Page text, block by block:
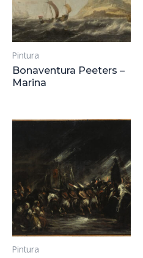
Pintura
Bonaventura Peeters –
Marina
Pintura